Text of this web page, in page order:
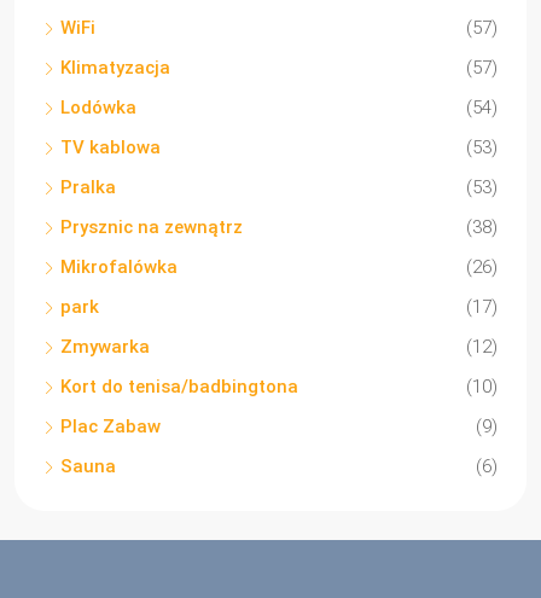
WiFi
(57)
Klimatyzacja
(57)
Lodówka
(54)
TV kablowa
(53)
Pralka
(53)
Prysznic na zewnątrz
(38)
Mikrofalówka
(26)
park
(17)
Zmywarka
(12)
Kort do tenisa/badbingtona
(10)
Plac Zabaw
(9)
Sauna
(6)